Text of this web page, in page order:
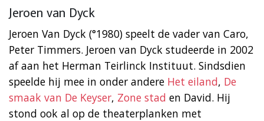
Jeroen van Dyck
Jeroen Van Dyck (°1980) speelt de vader van Caro,
Peter Timmers. Jeroen van Dyck studeerde in 2002
af aan het Herman Teirlinck Instituut. Sindsdien
speelde hij mee in onder andere Het eiland, De
smaak van De Keyser, Zone stad en David. Hij
stond ook al op de theaterplanken met